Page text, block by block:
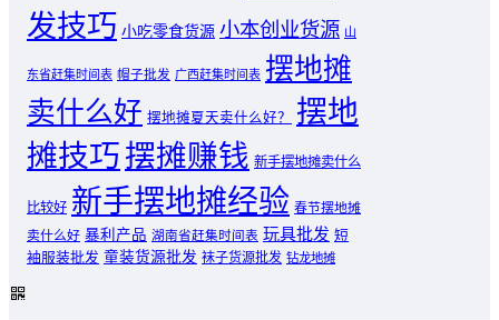
发技巧 小吃零食货源 小本创业货源 山
东省赶集时间表 帽子批发 广西赶集时间表 摆地摊
卖什么好 摆地摊夏天卖什么好？
摆地
摊技巧摆摊赚钱 新手摆地摊卖什么
比较好 新手摆地摊经验 春节摆地摊
卖什么好 暴利产品 湖南省赶集时间表 玩具批发 短
袖服装批发 童装货源批发 袜子货源批发 钻龙地摊